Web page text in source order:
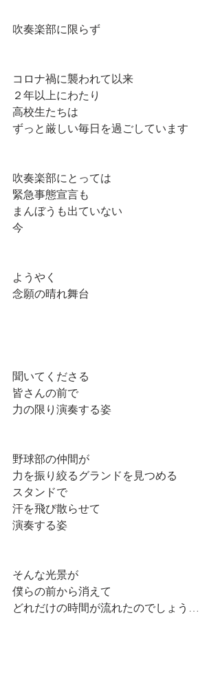
吹奏楽部に限らず
コロナ禍に襲われて以来
２年以上にわたり
高校生たちは
ずっと厳しい毎日を過ごしています
吹奏楽部にとっては
緊急事態宣言も
まんぼうも出ていない
今
ようやく
念願の晴れ舞台
聞いてくださる
皆さんの前で
力の限り演奏する姿
野球部の仲間が
力を振り絞るグランドを見つめる
スタンドで
汗を飛び散らせて
演奏する姿
そんな光景が
僕らの前から消えて
どれだけの時間が流れたのでしょう…